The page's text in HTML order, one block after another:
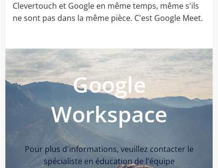
Clevertouch et Google en même temps, même s'ils
ne sont pas dans la même pièce. C'est Google Meet.
Google
Workspace
Pour plus d'informations, veuillez contacter le
spécialiste en éducation de l'équipe